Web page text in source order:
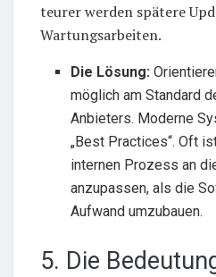
teurer werden spätere
Wartungsarbeiten.
Die Lösung:
möglich am Standard
Anbieters. Moderne
„Best Practices“. Oft
internen Prozess an
anzupassen, als die
Aufwand umzubauen.
5. Die